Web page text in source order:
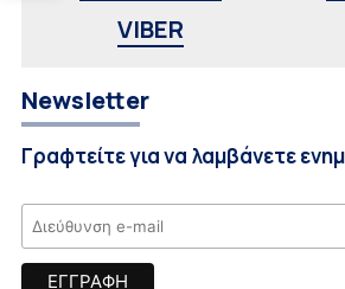
VIBER
Newsletter
Γραφτείτε για να λαμβάνετε